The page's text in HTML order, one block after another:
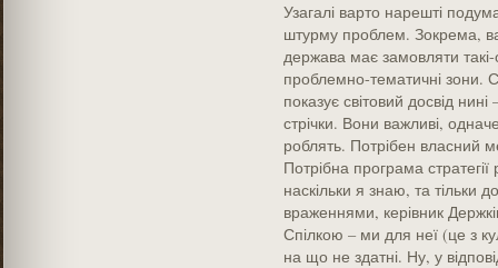
Узагалі варто нарешті
штурму проблем. Зокрема,
держава має замовляти такі-
проблемно-тематичні зони.
показує світовий досвід
стрічки. Вони важливі, одначе
роблять. Потрібен власний
Потрібна програма
наскільки я знаю, та тільки
враженнями, керівник
Спілкою – ми для неї (це з
на що не здатні. Ну, у